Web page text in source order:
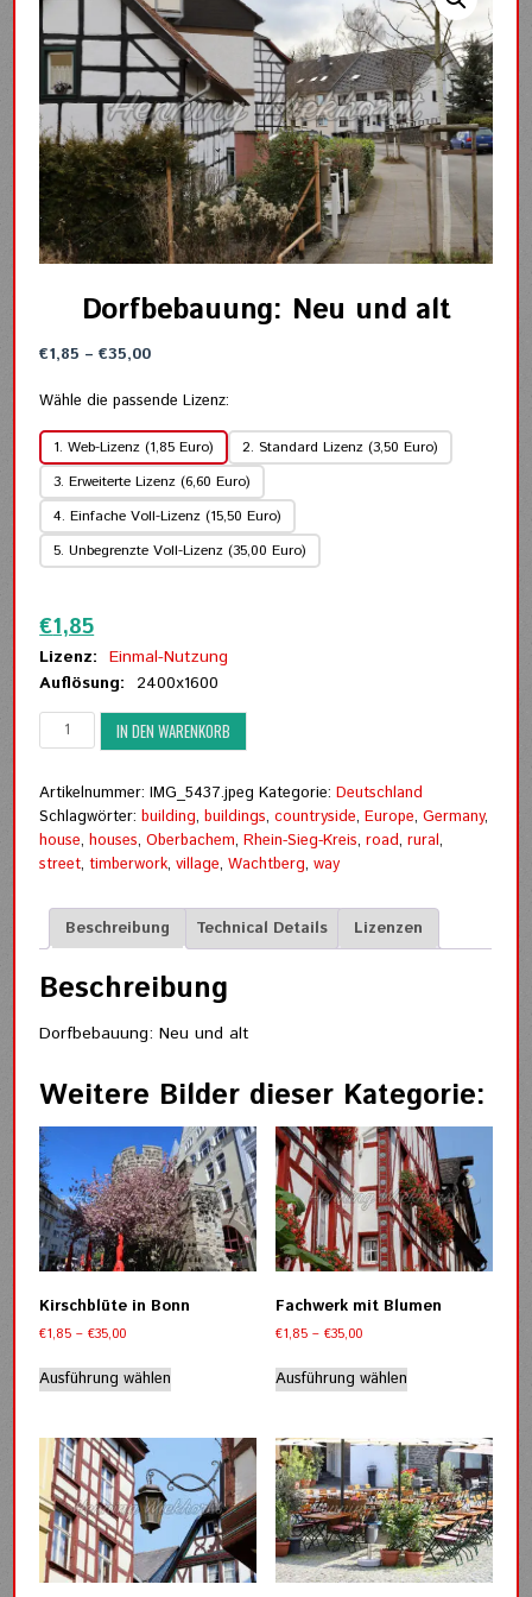
Dorfbebauung: Neu und alt
€1,85 –€35,00Preisspanne:
bis
€35,00
Wähle die passende Lizenz:
1. Web-Lizenz (1,85 Euro)
2. Standard Lizenz (3,50 Euro)
3. Erweiterte Lizenz (6,60 Euro)
4. Einfache Voll-Lizenz (15,50 Euro)
5. Unbegrenzte Voll-Lizenz (35,00 Euro)
€1,85
Lizenz: Einmal-Nutzung
Auflösung: 2400x1600
Dorfbebauung:
Neu
alt
Menge
IN DEN WARENKORB
Artikelnummer:IMG_5437.jpeg Kategorie:Deutschland
Schlagwörter:building,buildings,countryside,Europe,Germany,
house,houses,Oberbachem,Rhein-Sieg-Kreis,road,rural,
street,timberwork,village,Wachtberg,way
Beschreibung Technical Details Lizenzen
Beschreibung
Dorfbebauung: Neu und alt
Weitere Bilder dieser Kategorie:
Kirschblüte in Bonn
€1,85 –€35,00Preisspanne:
bis
€35,00
Ausführung wählen
mehrere
Varianten
auf.
Die
Optionen
können
auf
Fachwerk mit Blumen
€1,85 – €35,00Preisspanne:
bis
€35,00
Ausführung wählenProdukt
Varianten
auf.
Die
Optionen
können
auf